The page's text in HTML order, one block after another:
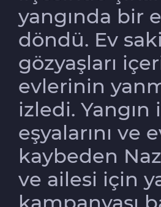
yangında bir
döndü. Ev
gözyaşları
evlerinin
izledi.
eşyalarını ve
kaybeden
ve ailesi için